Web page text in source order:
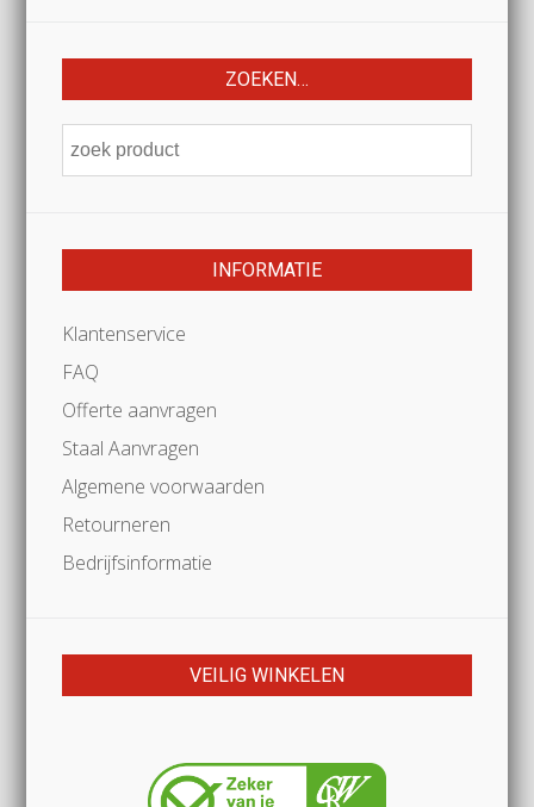
ZOEKEN…
INFORMATIE
Klantenservice
FAQ
Offerte aanvragen
Staal Aanvragen
Algemene voorwaarden
Retourneren
Bedrijfsinformatie
VEILIG WINKELEN